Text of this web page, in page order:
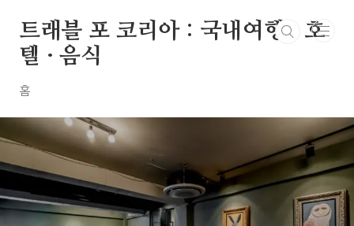
트래블 포 코리아 : 국내여행 · 호
텔 · 음식
홈